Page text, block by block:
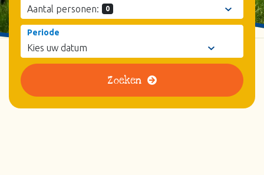
Periode
Aantal personen: 0
Zoeken